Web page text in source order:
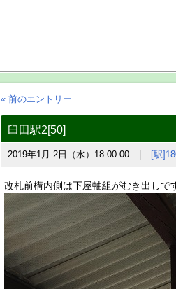
« 前のエントリー
臼田駅2[50]
2019年1月 2日（水）18:00:00 [駅
改札前構内側は下屋軸組がむき出しで